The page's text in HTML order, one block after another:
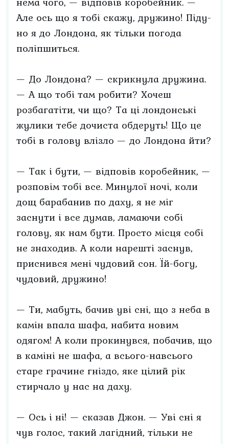
Але ось що я тобі скажу, дружино! Піду-
но я до Лондона, як тільки погода
поліпшиться.
— До Лондона? — скрикнула дружина.
— А що тобі там робити? Хочеш
розбагатіти, чи що? Та ці лондонські
жулики тебе дочиста обдеруть! Що це
тобі в голову влізло — до Лондона йти?
— Так і бути, — відповів коробейник, —
розповім тобі все. Минулої ночі, коли
дощ барабанив по даху, я не міг
заснути і все думав, ламаючи собі
голову, як нам бути. Просто місця собі
не знаходив. А коли нарешті заснув,
приснився мені чудовий сон. Їй-богу,
чудовий, дружино!
— Ти, мабуть, бачив уві сні, що з неба в
камін впала шафа, набита новим
одягом! А коли прокинувся, побачив, що
в каміні не шафа, а всього-навсього
старе грачине гніздо, яке цілий рік
стирчало у нас на даху.
— Ось і ні! — сказав Джон. — Уві сні я
чув голос, такий лагідний, тільки не